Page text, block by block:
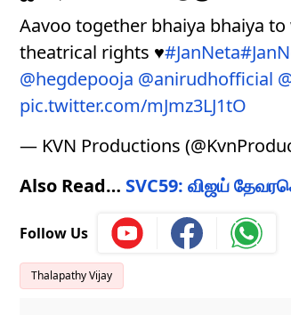
Aavoo together bhaiya bhaiya
theatrical rights ♥️#JanNeta
@hegdepooja @anirudhofficial
pic.twitter.com/mJmz3LJ1tO
— KVN Productions
Also Read… SVC59: விஜய்
Follow Us
Thalapathy Vijay